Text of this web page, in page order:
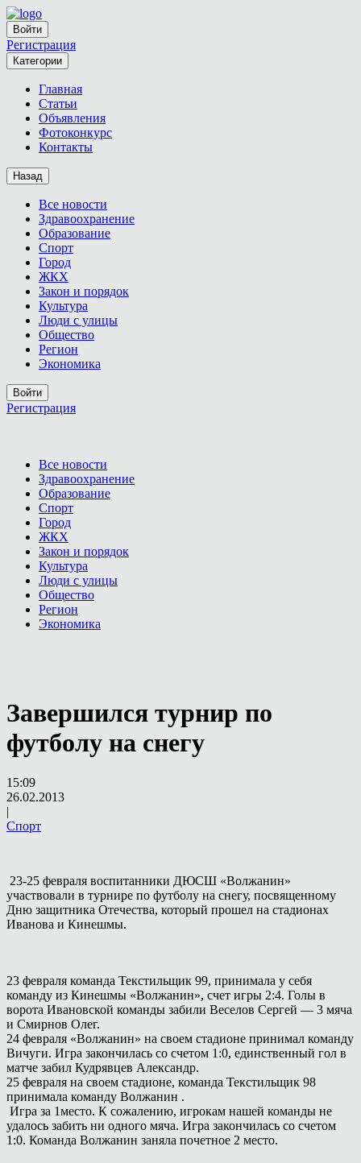
Войти
Регистрация
Категории
Главная
Статьи
Объявления
Фотоконкурс
Контакты
Назад
Все новости
Здравоохранение
Образование
Спорт
Город
ЖКХ
Закон и порядок
Культура
Люди с улицы
Общество
Регион
Экономика
Войти
Регистрация
Все новости
Здравоохранение
Образование
Спорт
Город
ЖКХ
Закон и порядок
Культура
Люди с улицы
Общество
Регион
Экономика
Завершился турнир по
футболу на снегу
15:09
26.02.2013
|
Спорт
23-25 февраля воспитанники ДЮСШ «Волжанин»
участвовали в турнире по футболу на снегу, посвященному
Дню защитника Отечества, который прошел на стадионах
Иванова и Кинешмы.
23 февраля команда Текстильщик 99, принимала у себя
команду из Кинешмы «Волжанин», счет игры 2:4. Голы в
ворота Ивановской команды забили Веселов Сергей — 3 мяча
и Смирнов Олег.
24 февраля «Волжанин» на своем стадионе принимал команду
Вичуги. Игра закончилась со счетом 1:0, единственный гол в
матче забил Кудрявцев Александр.
25 февраля на своем стадионе, команда Текстильщик 98
принимала команду Волжанин .
Игра за 1место. К сожалению, игрокам нашей команды не
удалось забить ни одного мяча. Игра закончилась со счетом
1:0. Команда Волжанин заняла почетное 2 место.